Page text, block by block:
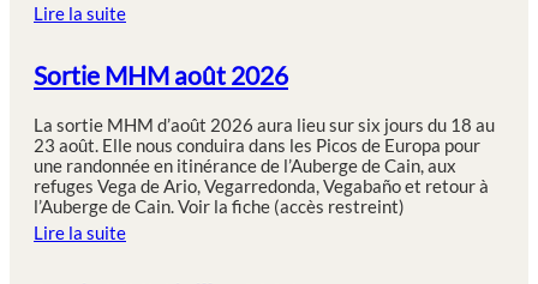
Lire la suite
Sortie MHM août 2026
La sortie MHM d’août 2026 aura lieu sur six jours du 18 au
23 août. Elle nous conduira dans les Picos de Europa pour
une randonnée en itinérance de l’Auberge de Cain, aux
refuges Vega de Ario, Vegarredonda, Vegabaño et retour à
l’Auberge de Cain. Voir la fiche (accès restreint)
Lire la suite